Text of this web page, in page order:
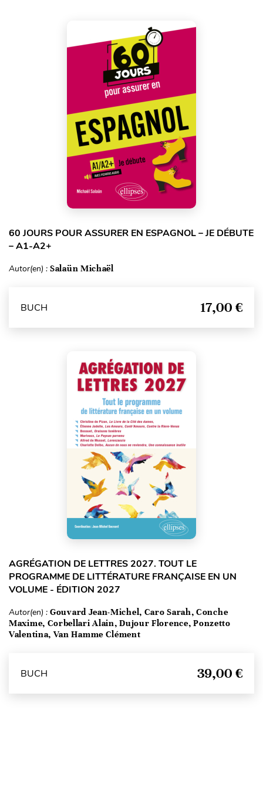
60 JOURS POUR ASSURER EN ESPAGNOL – JE DÉBUTE
– A1-A2+
Autor(en) : Salaün Michaël
BUCH 17,00 €
AGRÉGATION DE LETTRES 2027. TOUT LE
PROGRAMME DE LITTÉRATURE FRANÇAISE EN UN
VOLUME - ÉDITION 2027
Autor(en) : Gouvard Jean-Michel, Caro Sarah, Conche
Maxime, Corbellari Alain, Dujour Florence, Ponzetto
Valentina, Van Hamme Clément
BUCH 39,00 €